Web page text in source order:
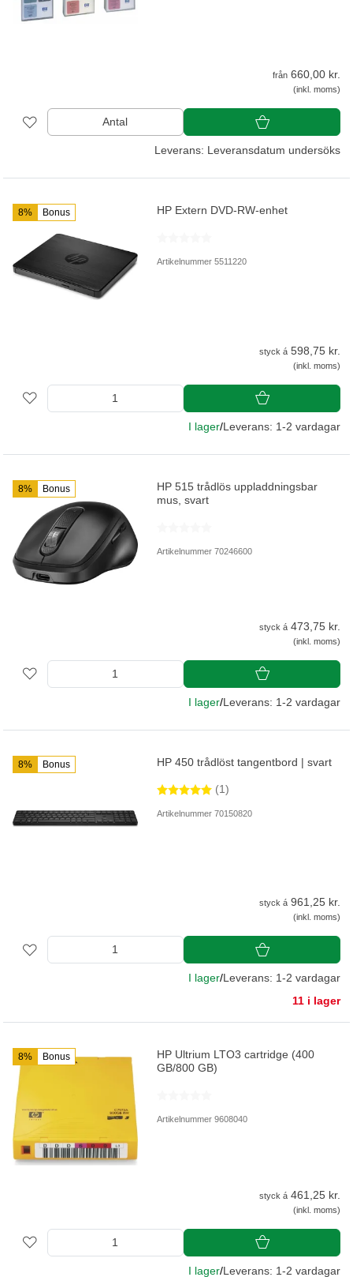
från 660,00 kr.
(inkl. moms)
Antal
Leverans: Leveransdatum undersöks
8% Bonus HP Extern DVD-RW-enhet
Artikelnummer 5511220
styck á 598,75 kr.
(inkl. moms)
I lager/Leverans: 1-2 vardagar
8% Bonus
HP 515 trådlös uppladdningsbar
mus, svart
Artikelnummer 70246600
styck á 473,75 kr.
(inkl. moms)
I lager/Leverans: 1-2 vardagar
8% Bonus HP 450 trådlöst tangentbord | svart
(1)
Artikelnummer 70150820
styck á 961,25 kr.
(inkl. moms)
I lager/Leverans: 1-2 vardagar
11 i lager
8% Bonus
HP Ultrium LTO3 cartridge (400
GB/800 GB)
Artikelnummer 9608040
styck á 461,25 kr.
(inkl. moms)
I lager/Leverans: 1-2 vardagar